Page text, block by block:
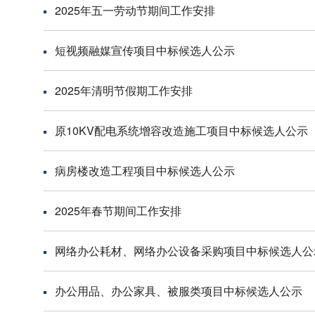
2025年五一劳动节期间工作安排
短视频融媒宣传项目中标候选人公示
2025年清明节假期工作安排
原10KV配电系统增容改造施工项目中标候选人公示
病房楼改造工程项目中标候选人公示
2025年春节期间工作安排
网络办公耗材、网络办公设备采购项目中标候选人
办公用品、办公家具、被服类项目中标候选人公示